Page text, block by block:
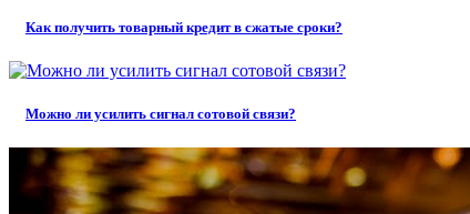
Как получить товарный кредит в сжатые сроки?
Можно ли усилить сигнал сотовой связи?